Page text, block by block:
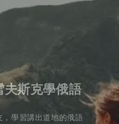
夫斯克學俄語
，學習講出道地的俄語